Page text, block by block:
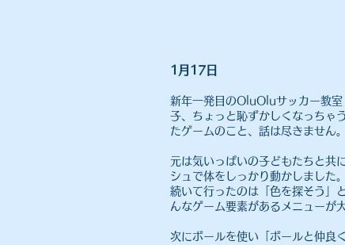
​1月17日
新年一発目のOluOluサッカー教室
子、ちょっと恥ずかしくなっちゃ
たゲームのこと、話は尽きません。
元は気いっぱいの子どもたちと共
シュで体をしっかり動かしました。
​続いて行ったのは「色を探そう
んなゲーム要素があるメニューが
次にボールを使い「ボールと仲良